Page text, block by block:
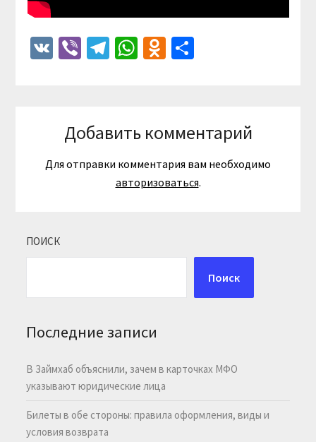
VKViberTelegram
WhatsApp
Odnoklassniki
Отправить
Добавить комментарий
Для отправки комментария вам необходимо
авторизоваться.
ПОИСК
Поиск
Последние записи
В Займхаб объяснили, зачем в карточках МФО
указывают юридические лица
Билеты в обе стороны: правила оформления, виды и
условия возврата